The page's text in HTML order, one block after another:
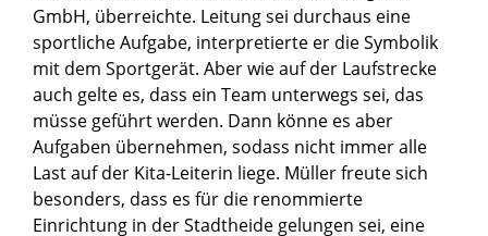
GmbH, überreichte. Leitung sei durchaus eine
sportliche Aufgabe, interpretierte er die Symbolik
mit dem Sportgerät. Aber wie auf der Laufstrecke
auch gelte es, dass ein Team unterwegs sei, das
müsse geführt werden. Dann könne es aber
Aufgaben übernehmen, sodass nicht immer alle
Last auf der Kita-Leiterin liege. Müller freute sich
besonders, dass es für die renommierte
Einrichtung in der Stadtheide gelungen sei, eine